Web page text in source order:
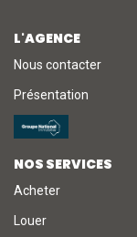
L'AGENCE
Nous contacter
Présentation
NOS SERVICES
Acheter
Louer